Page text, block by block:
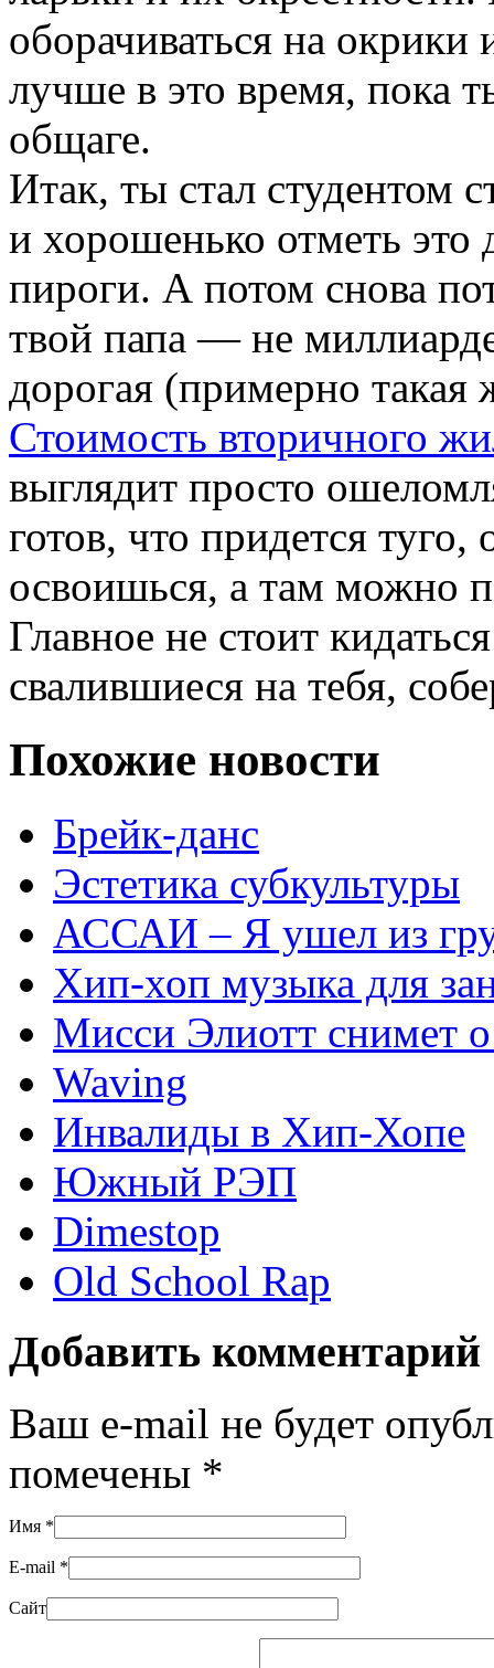
оборачиваться на
лучше в это время, пока
общаге.
Итак, ты стал студентом
и хорошенько отметь
пироги. А потом снова
твой папа — не
дорогая (примерно
Стоимость вторичного
выглядит просто
готов, что придется
освоишься, а там можно
Главное не стоит
свалившиеся на тебя,
Похожие новости
Брейк-данс
Эстетика субкультуры
АССАИ – Я ушел из
Хип-хоп музыка для
Мисси Элиотт снимет
Waving
Инвалиды в Хип-Хопе
Южный РЭП
Dimestop
Old School Rap
Добавить комментарий
Ваш e-mail не будет
помечены *
Имя *
E-mail *
Сайт